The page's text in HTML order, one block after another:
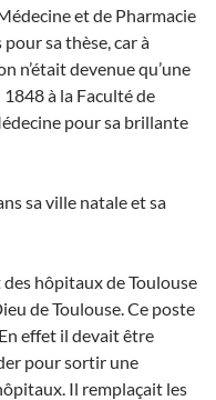
et de Pharmacie
sa thèse, car à
n’était devenue qu’une
à la Faculté de
pour sa brillante
sa ville natale et sa
hôpitaux de Toulouse
de Toulouse. Ce poste
effet il devait être
pour sortir une
Il remplaçait les